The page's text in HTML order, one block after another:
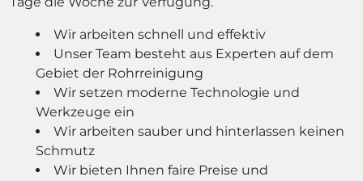
Wir arbeiten schnell und effektiv
Unser Team besteht aus Experten auf dem
Gebiet der Rohrreinigung
Wir setzen moderne Technologie und
Werkzeuge ein
Wir arbeiten sauber und hinterlassen keinen
Schmutz
Wir bieten Ihnen faire Preise und